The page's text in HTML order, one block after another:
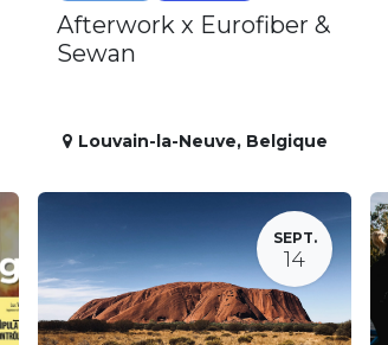
Afterwork x Eurofiber &
Sewan
Louvain-la-Neuve, Belgique
SEPT.
14